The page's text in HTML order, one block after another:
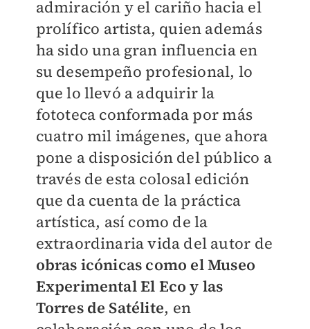
admiración y el cariño hacia el
prolífico artista, quien además
ha sido una gran influencia en
su desempeño profesional, lo
que lo llevó a adquirir la
fototeca conformada por más
cuatro mil imágenes, que ahora
pone a disposición del público a
través de esta colosal edición
que da cuenta de la práctica
artística, así como de la
extraordinaria vida del autor de
obras icónicas como el Museo
Experimental El Eco y las
Torres de Satélite, en